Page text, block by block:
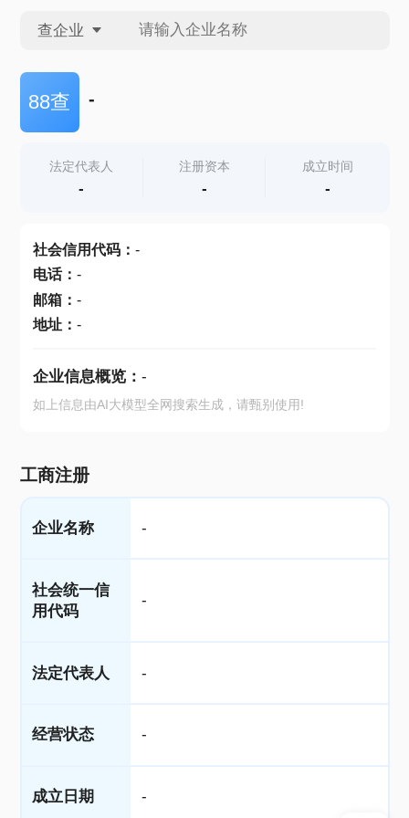
查企业
查企业
查产地
88查 -
法定代表人
-
注册资本
-
成立时间
-
社会信用代码： -
电话： -
邮箱： -
地址： -
企业信息概览： -
如上信息由AI大模型全网搜索生成，请甄别使用!
工商注册
企业名称 -
社会统一信
用代码
-
法定代表人 -
经营状态 -
成立日期 -